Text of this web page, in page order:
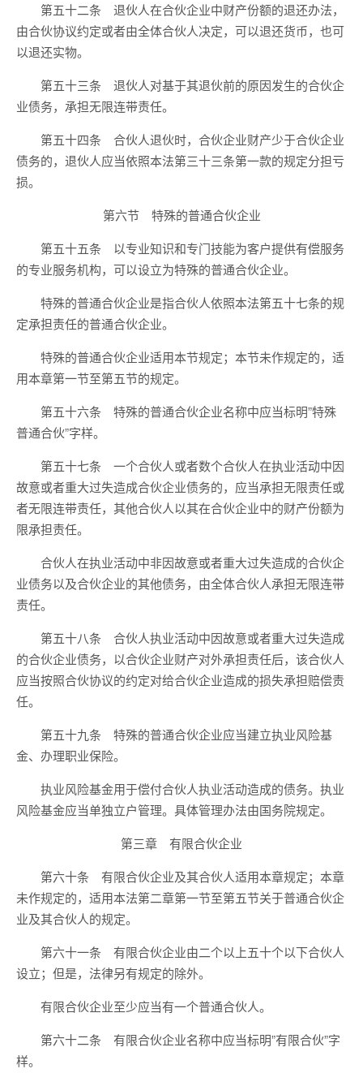
第五十二条 退伙人在合伙企业中财产份额的退还办法，
由合伙协议约定或者由全体合伙人决定，可以退还货币，也可
以退还实物。
第五十三条 退伙人对基于其退伙前的原因发生的合伙企
业债务，承担无限连带责任。
第五十四条 合伙人退伙时，合伙企业财产少于合伙企业
债务的，退伙人应当依照本法第三十三条第一款的规定分担亏
损。
第六节 特殊的普通合伙企业
第五十五条 以专业知识和专门技能为客户提供有偿服务
的专业服务机构，可以设立为特殊的普通合伙企业。
特殊的普通合伙企业是指合伙人依照本法第五十七条的规
定承担责任的普通合伙企业。
特殊的普通合伙企业适用本节规定；本节未作规定的，适
用本章第一节至第五节的规定。
第五十六条 特殊的普通合伙企业名称中应当标明”特殊
普通合伙”字样。
第五十七条 一个合伙人或者数个合伙人在执业活动中因
故意或者重大过失造成合伙企业债务的，应当承担无限责任或
者无限连带责任，其他合伙人以其在合伙企业中的财产份额为
限承担责任。
合伙人在执业活动中非因故意或者重大过失造成的合伙企
业债务以及合伙企业的其他债务，由全体合伙人承担无限连带
责任。
第五十八条 合伙人执业活动中因故意或者重大过失造成
的合伙企业债务，以合伙企业财产对外承担责任后，该合伙人
应当按照合伙协议的约定对给合伙企业造成的损失承担赔偿责
任。
第五十九条 特殊的普通合伙企业应当建立执业风险基
金、办理职业保险。
执业风险基金用于偿付合伙人执业活动造成的债务。执业
风险基金应当单独立户管理。具体管理办法由国务院规定。
第三章 有限合伙企业
第六十条 有限合伙企业及其合伙人适用本章规定；本章
未作规定的，适用本法第二章第一节至第五节关于普通合伙企
业及其合伙人的规定。
第六十一条 有限合伙企业由二个以上五十个以下合伙人
设立；但是，法律另有规定的除外。
有限合伙企业至少应当有一个普通合伙人。
第六十二条 有限合伙企业名称中应当标明”有限合伙”字
样。